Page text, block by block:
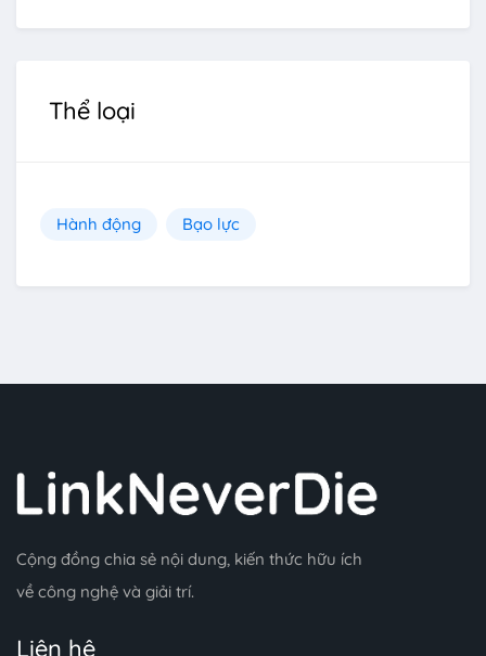
Thể loại
Hành động Bạo lực
Cộng đồng chia sẻ nội dung, kiến thức hữu ích
về công nghệ và giải trí.
Liên hệ